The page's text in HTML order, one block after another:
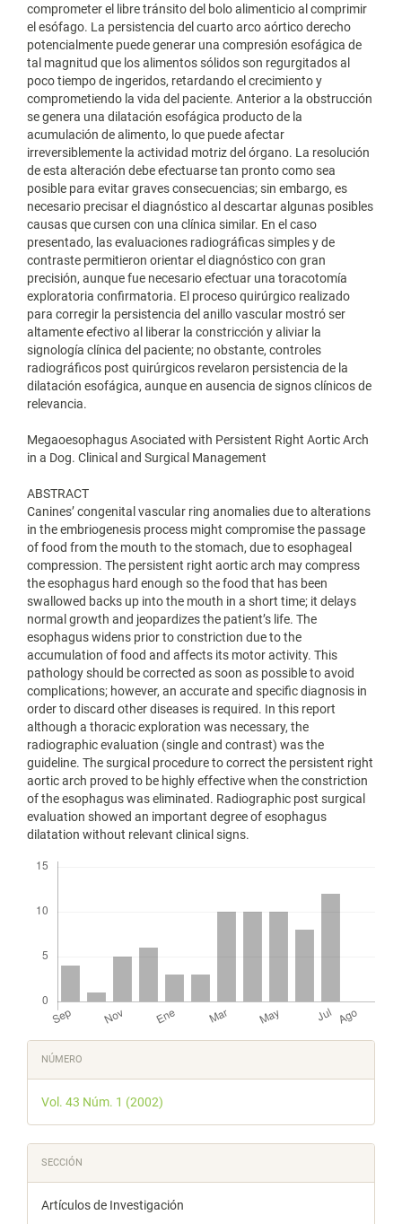
comprometer el libre tránsito del bolo alimenticio al comprimir
el esófago. La persistencia del cuarto arco aórtico derecho
potencialmente puede generar una compresión esofágica de
tal magnitud que los alimentos sólidos son regurgitados al
poco tiempo de ingeridos, retardando el crecimiento y
comprometiendo la vida del paciente. Anterior a la obstrucción
se genera una dilatación esofágica producto de la
acumulación de alimento, lo que puede afectar
irreversiblemente la actividad motriz del órgano. La resolución
de esta alteración debe efectuarse tan pronto como sea
posible para evitar graves consecuencias; sin embargo, es
necesario precisar el diagnóstico al descartar algunas posibles
causas que cursen con una clínica similar. En el caso
presentado, las evaluaciones radiográficas simples y de
contraste permitieron orientar el diagnóstico con gran
precisión, aunque fue necesario efectuar una toracotomía
exploratoria confirmatoria. El proceso quirúrgico realizado
para corregir la persistencia del anillo vascular mostró ser
altamente efectivo al liberar la constricción y aliviar la
signología clínica del paciente; no obstante, controles
radiográficos post quirúrgicos revelaron persistencia de la
dilatación esofágica, aunque en ausencia de signos clínicos de
relevancia.
Megaoesophagus Asociated with Persistent Right Aortic Arch
in a Dog. Clinical and Surgical Management
ABSTRACT
Canines’ congenital vascular ring anomalies due to alterations
in the embriogenesis process might compromise the passage
of food from the mouth to the stomach, due to esophageal
compression. The persistent right aortic arch may compress
the esophagus hard enough so the food that has been
swallowed backs up into the mouth in a short time; it delays
normal growth and jeopardizes the patient’s life. The
esophagus widens prior to constriction due to the
accumulation of food and affects its motor activity. This
pathology should be corrected as soon as possible to avoid
complications; however, an accurate and specific diagnosis in
order to discard other diseases is required. In this report
although a thoracic exploration was necessary, the
radiographic evaluation (single and contrast) was the
guideline. The surgical procedure to correct the persistent right
aortic arch proved to be highly effective when the constriction
of the esophagus was eliminated. Radiographic post surgical
evaluation showed an important degree of esophagus
dilatation without relevant clinical signs.
Detalles
del
artículo
NÚMERO
Vol. 43 Núm. 1 (2002)
SECCIÓN
Artículos de Investigación